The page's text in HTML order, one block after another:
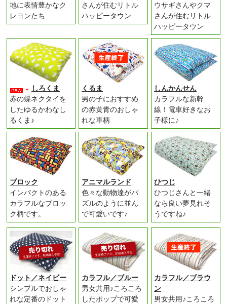
地に表情豊かなク
レヨンたち
さんが住むリトル
ハッピータウン
ウサギさんやクマ
さんが住むリトル
ハッピータウン
しろくま
赤の蝶ネクタイを
したゆるかわなし
るくま♪
くるま
男の子におすすめ
の赤黄青のおしゃ
れな車柄
しんかんせん
カラフルな新幹
線！電車好きなお
子様に♪
ブロック
インパクトのある
カラフルなブロッ
ク柄です。
アニマルランド
色々な動物達がパ
ズルのように並ん
で可愛いです♪
ひつじ
ひつじさんと一緒
なら良い夢見れそ
うですね♪
ドット／ネイビー
シンプルでおしゃ
れな定番のドット
カラフル／ブルー
男女共用♪ころころ
したポップで可愛
カラフル／ブラウ
ン
男女共用♪ころころ